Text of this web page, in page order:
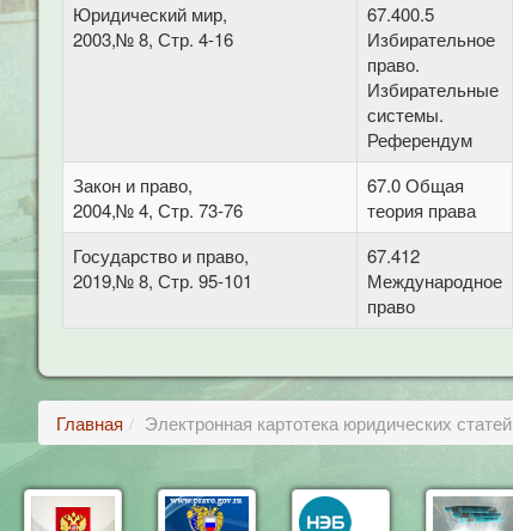
Юридический мир,
2003,№ 8, Стр. 4-16
67.400.5
Избирательное
право.
Избирательные
системы.
Референдум
Закон и право,
2004,№ 4, Стр. 73-76
67.0 Общая
теория права
Государство и право,
2019,№ 8, Стр. 95-101
67.412
Международное
право
Главная Электронная картотека юридических статей